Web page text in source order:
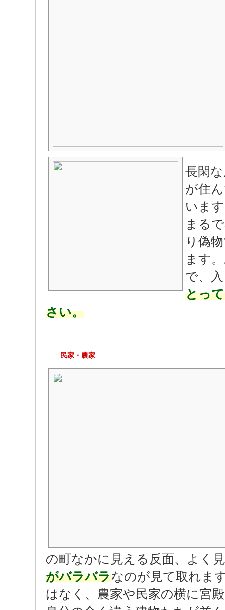
長閑
が住
いま
まる
り偽
ます
で、
とっ
さい。
民家・農家
の町なかに見える反面、よく
がバラバラなのが見て取れま
はなく、農家や民家の横に宮